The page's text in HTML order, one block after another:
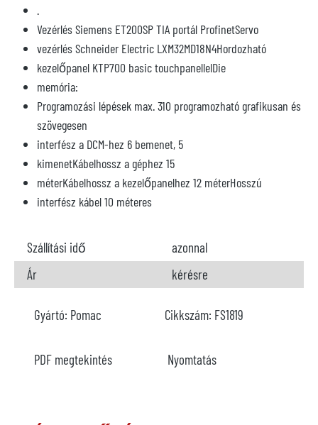
.
Vezérlés Siemens ET200SP TIA portál ProfinetServo
vezérlés Schneider Electric LXM32MD18N4Hordozható
kezelőpanel KTP700 basic touchpanellelDie
memória:
Programozási lépések max. 310 programozható grafikusan és
szövegesen
interfész a DCM-hez 6 bemenet, 5
kimenetKábelhossz a géphez 15
méterKábelhossz a kezelőpanelhez 12 méterHosszú
interfész kábel 10 méteres
Szállítási idő
azonnal
Ár
kérésre
Gyártó: Pomac Cikkszám: FS1819
PDF megtekintés Nyomtatás